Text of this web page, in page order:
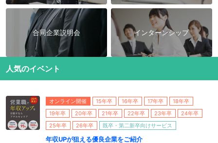
合同企業説明会 インターンシップ
人気のイベント
オンライン開催 15年卒 16年卒 17年卒
18年卒
19年卒
20年卒 21年卒 22年卒 23年卒
24年卒
25年卒
26年卒 既卒・第二新卒向けサービス
年収UPが狙える優良企業をご紹介